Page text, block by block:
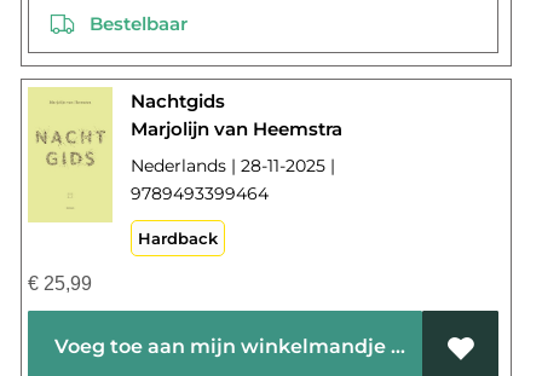
Bestelbaar
Nachtgids
Marjolijn van Heemstra
Nederlands | 28-11-2025 |
9789493399464
Hardback
€25,99
Voeg toe aan mijn winkelmandje